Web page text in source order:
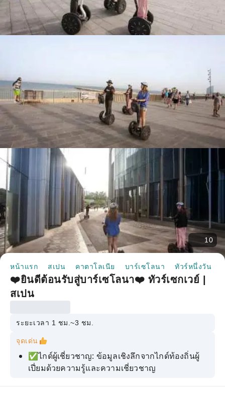
10
หน้าแรก สเปน คาตาโลเนีย บาร์เซโลนา ทัวร์หนึ่งวัน
❤️ยินดีต้อนรับสู่บาร์เซโลนา❤️ ทัวร์เซกเวย์ |
สเปน
ระยะเวลา 1 ชม.~3 ชม.
จุดเด่น
✅ไกด์ผู้เชี่ยวชาญ: ข้อมูลเชิงลึกจากไกด์ท้องถิ่นผู้
เปี่ยมด้วยความรู้และความเชี่ยวชาญ
✅ตัวเลือกที่ยืดหยุ่น: เลือกทัวร์ 1, 2 หรือ 3 ชั่วโมง